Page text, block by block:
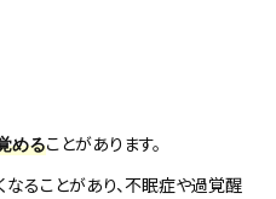
めることがあります。
なることがあり、不眠症や過覚醒